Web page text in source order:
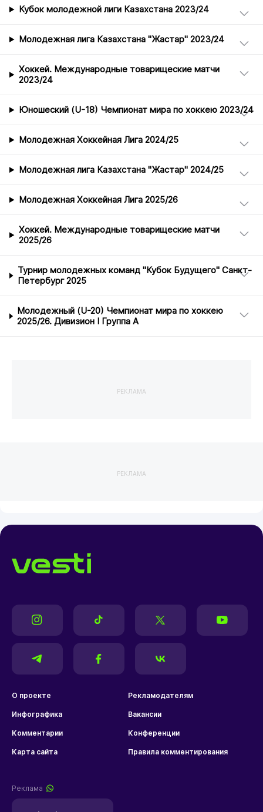
Кубок молодежной лиги Казахстана 2023/24
Молодежная лига Казахстана "Жастар" 2023/24
Хоккей. Международные товарищеские матчи
2023/24
Юношеский (U-18) Чемпионат мира по хоккею 2023/24
Молодежная Хоккейная Лига 2024/25
Молодежная лига Казахстана "Жастар" 2024/25
Молодежная Хоккейная Лига 2025/26
Хоккей. Международные товарищеские матчи
2025/26
Турнир молодежных команд "Кубок Будущего" Санкт-
Петербург 2025
Молодежный (U-20) Чемпионат мира по хоккею
2025/26. Дивизион I Группа А
РЕКЛАМА
РЕКЛАМА
О проекте Рекламодателям
Инфографика Вакансии
Комментарии Конференции
Карта сайта Правила комментирования
Реклама